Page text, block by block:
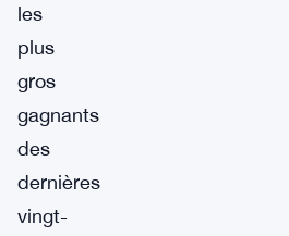
les
plus
gros
gagnants
des
dernières
vingt-